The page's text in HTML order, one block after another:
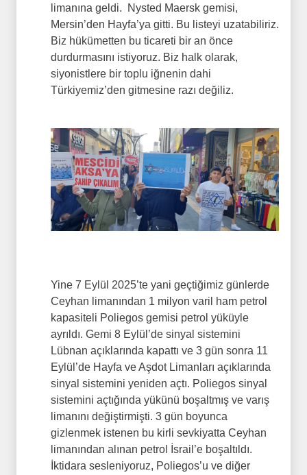
limanına geldi. Nysted Maersk gemisi,
Mersin’den Hayfa’ya gitti. Bu listeyi uzatabiliriz.
Biz hükümetten bu ticareti bir an önce
durdurmasını istiyoruz. Biz halk olarak,
siyonistlere bir toplu iğnenin dahi
Türkiyemiz’den gitmesine razı değiliz.
Yine 7 Eylül 2025’te yani geçtiğimiz günlerde
Ceyhan limanından 1 milyon varil ham petrol
kapasiteli Poliegos gemisi petrol yüküyle
ayrıldı. Gemi 8 Eylül’de sinyal sistemini
Lübnan açıklarında kapattı ve 3 gün sonra 11
Eylül’de Hayfa ve Aşdot Limanları açıklarında
sinyal sistemini yeniden açtı. Poliegos sinyal
sistemini açtığında yükünü boşaltmış ve varış
limanını değiştirmişti. 3 gün boyunca
gizlenmek istenen bu kirli sevkiyatta Ceyhan
limanından alınan petrol İsrail’e boşaltıldı.
İktidara sesleniyoruz, Poliegos’u ve diğer